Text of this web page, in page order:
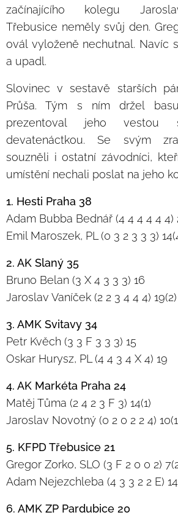
začínajícího kolegu
Třebusice neměly svůj den.
ovál vyloženě nechutnal. Navíc
a upadl.
Slovinec v sestavě starších
Průša. Tým s ním držel
prezentoval jeho vestou
devatenáctkou. Se svým
souzněli i ostatní závodníci,
umístění nechali poslat na jeho
1. Hesti Praha 38
Adam Bubba Bednář (4 4 4 4 4 4)
Emil Maroszek, PL (0 3 2 3 3 3)
2. AK Slaný 35
Bruno Belan (3 X 4 3 3 3) 16
Jaroslav Vaníček (2 2 3 4 4 4) 19(2)
3. AMK Svitavy 34
Petr Kvěch (3 3 F 3 3 3) 15
Oskar Hurysz, PL (4 4 3 4 X 4) 19
4. AK Markéta Praha 24
Matěj Tůma (2 4 2 3 F 3) 14(1)
Jaroslav Novotný (0 2 0 2 2 4)
5. KFPD Třebusice 21
Gregor Zorko, SLO (3 F 2 0 0 2)
Adam Nejezchleba (4 3 3 2 2 E) 14
6. AMK ZP Pardubice 20